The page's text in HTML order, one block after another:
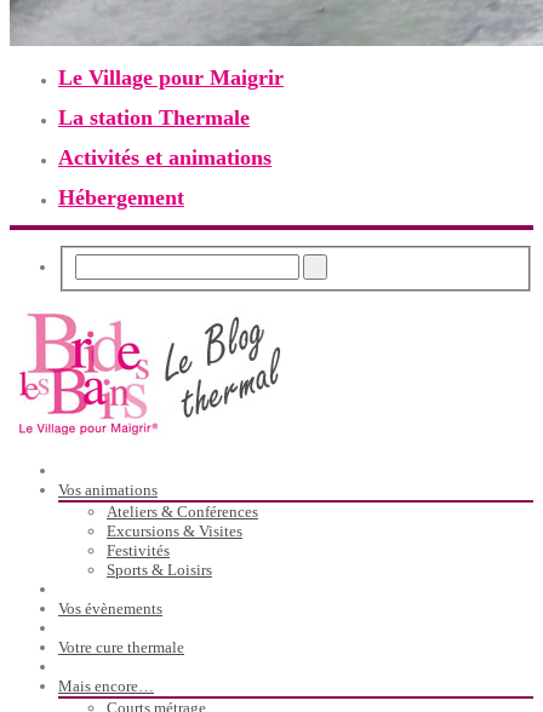
Le Village pour Maigrir
La station Thermale
Activités et animations
Hébergement
Vos animations
Ateliers & Conférences
Excursions & Visites
Festivités
Sports & Loisirs
Vos évènements
Votre cure thermale
Mais encore…
Courts métrage